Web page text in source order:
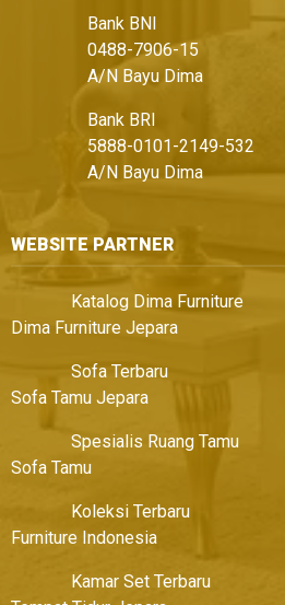
Bank BNI
0488-7906-15
A/N Bayu Dima
Bank BRI
5888-0101-2149-532
A/N Bayu Dima
WEBSITE PARTNER
Katalog Dima Furniture
Dima Furniture Jepara
Sofa Terbaru
Sofa Tamu Jepara
Spesialis Ruang Tamu
Sofa Tamu
Koleksi Terbaru
Furniture Indonesia
Kamar Set Terbaru